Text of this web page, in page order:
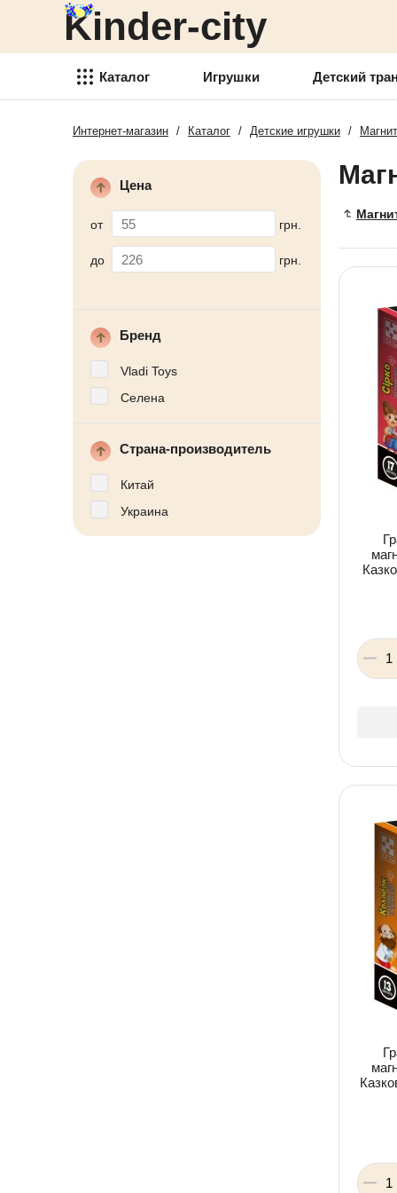
Kinder-city
Каталог
Игрушки
Детский транспорт
творчества
Детские спортивные товары
Аксессуары для детей
Детские украшения
Детская косметика
Товары для праздника
Новогодние украшения
Детская мебель
Игрушки Детский
Детский транспорт
Товары для детского
Детские спортивные товары
Товари для активного отдыха
Аксессуары для детей
Детские украшения
Детская косметика
Новогодние украшения
Детская мебель
Детская посуда
Товары для маленьких детей
Уход и гигиена ребенка
Интернет-магазин / Каталог / Детские игрушки /
Цена
от грн.
до грн.
Бренд
Vladi Toys
Селена
Страна-производитель
Китай
Украина